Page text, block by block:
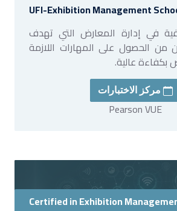
UFI-Exhibition Management
في إدارة المعارض التي تهدف
من الحصول على المهارات اللازمة
بكفاءة عالية.
مركز الاختبارات
Pearson VUE
Certified in Exhibition